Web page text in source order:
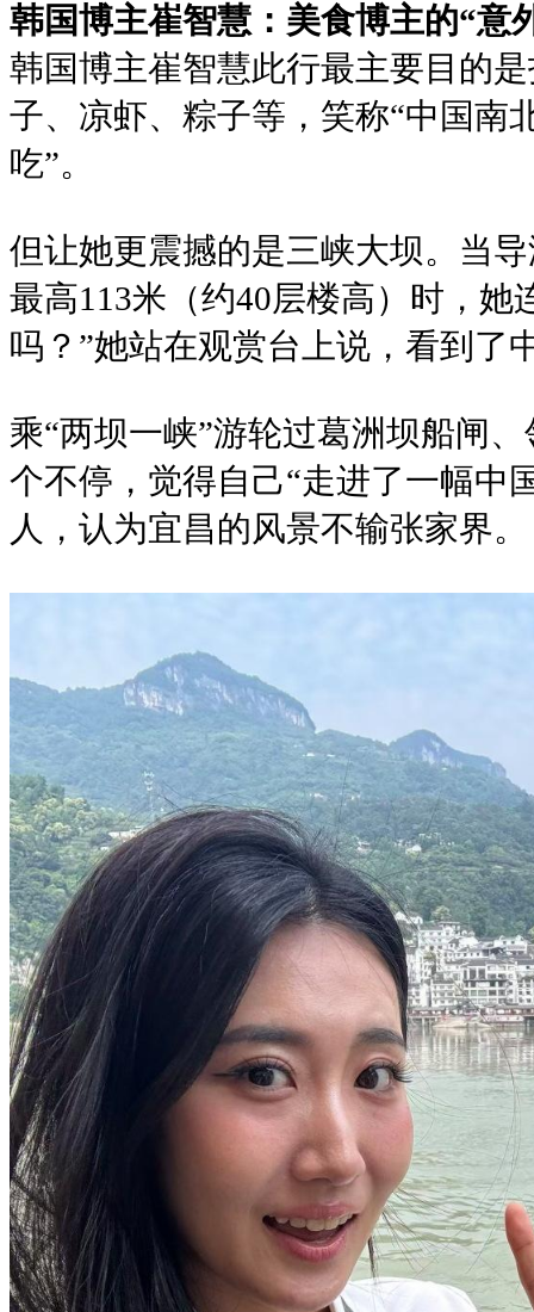
韩国博主崔智慧：美食博主的“意
韩国博主崔智慧此行最主要目的
子、凉虾、粽子等，笑称“中国南
吃”。
但让她更震撼的是三峡大坝。当
最高113米（约40层楼高）时，她
吗？”她站在观赏台上说，看到了
乘“两坝一峡”游轮过葛洲坝船闸
个不停，觉得自己“走进了一幅中
人，认为宜昌的风景不输张家界。